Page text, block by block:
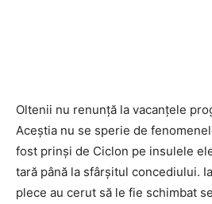
Oltenii nu renunță la vacanțele
Aceștia nu se sperie de
fost prinși de Ciclon pe insulele
tară până la sfârșitul concediului.
plece au cerut să le fie schimbat